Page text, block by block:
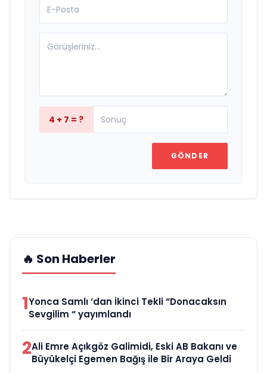
4 + 7 = ?
GÖNDER
🔥 Son Haberler
1Yonca Samlı ‘dan İkinci Tekli “Donacaksın
Sevgilim “ yayımlandı
2Ali Emre Açıkgöz Galimidi, Eski AB Bakanı ve
Büyükelçi Egemen Bağış ile Bir Araya Geldi